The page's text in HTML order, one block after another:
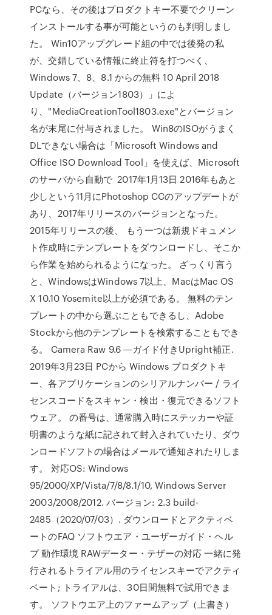
PCなら、その後はプロダクトキー不要でクリーン
インストールする事が可能というのも判明しまし
た。 Win10アップグレード組の中では後発の私
が、交錯している情報に終止符を打つべく、
Windows 7、8、8.1 からの無料 10 April 2018
Update（バージョン1803）」によ
り、"MediaCreationTool1803.exe"とバージョン
名が末尾に付与されました。 Win8のISOがうまく
DLできない場合は「Microsoft Windows and
Office ISO Download Tool」を使えば、Microsoft
のサーバから自動で 2017年1月13日 2016年もあと
少しという11月にPhotoshop CCのアップデートが
あり、2017年リリースのバージョンとなった。
2015年リリースの後、 もう一つは新規ドキュメン
ト作成時にテンプレートをダウンロードし、そこか
ら作業を始められるようになった。 ざっくり言う
と、WindowsはWindows 7以上、MacはMac OS
X 10.10 Yosemite以上が必須である。 無料のテン
プレートの中から選ぶこともできるし、Adobe
Stockから他のテンプレートを検索することもでき
る。 Camera Raw 9.6 ―ガイド付きUpright補正.
2019年3月23日 PCから Windows プロダクトキ
ー、各アプリケーションのシリアルナンバー / ライ
センスコードをスキャン・検出・復元できるソフト
ウェア。 の番号は、通常購入時にステッカーや証
明書のような紙に記されて封入されていたり、ダウ
ンロードソフトの場合はメールで通知されたりしま
す。 対応OS: Windows
95/2000/XP/Vista/7/8/8.1/10, Windows Server
2003/2008/2012. バージョン: 2.3 build-
2485（2020/07/03）. ダウンロードとアクティベ
ートのFAQ ソフトウエア・ユーザーガイド・ヘル
プ 動作環境 RAWデーター・テザーの対応 一緒に発
行されるトライアル用のライセンスキーでアクティ
ベート; トライアルは、30日間無料で試用できま
す。 ソフトウエア上のファームアップ（上書き）